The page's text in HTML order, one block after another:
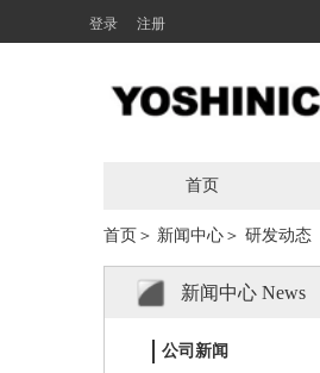
登录 注册
首页
首页＞ 新闻中心＞ 研发动态
新闻中心 News
公司新闻